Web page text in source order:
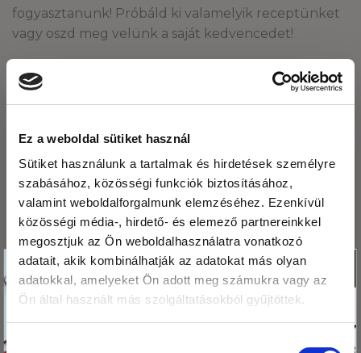
Ez a weboldal sütiket használ
Sütiket használunk a tartalmak és hirdetések személyre
szabásához, közösségi funkciók biztosításához,
valamint weboldalforgalmunk elemzéséhez. Ezenkívül
közösségi média-, hirdető- és elemező partnereinkkel
megosztjuk az Ön weboldalhasználatra vonatkozó
adatait, akik kombinálhatják az adatokat más olyan
adatokkal, amelyeket Ön adott meg számukra vagy az
Ön által használt más szolgáltatásokból gyűjtöttek.
Hozzájárulás
fogyasztanunk! Próbáld ki valamelyik receptünket
vagy oszd meg velünk a saját kedvencedet!
kenyérre
LEGUTÓBBI BEJEGYZÉSEK
Fogyasszunk mogyoró-, mandula és kesuvajat!
Mogyoróvajas szelet
Köszönjük,hogy
olvasod a blogunkat!
Ezért
megajándékozunk egy